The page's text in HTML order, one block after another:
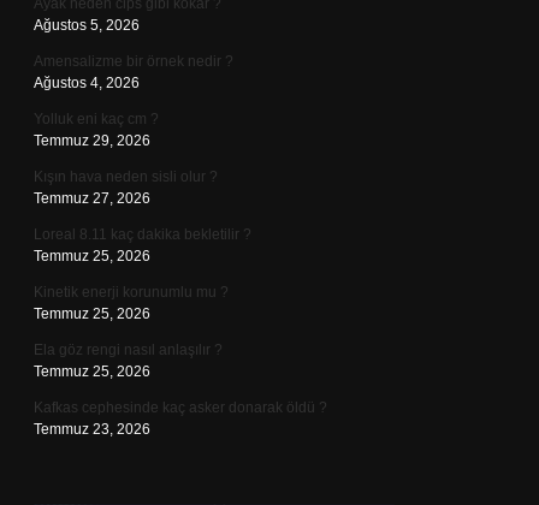
Ayak neden cips gibi kokar ?
Ağustos 5, 2026
Amensalizme bir örnek nedir ?
Ağustos 4, 2026
Yolluk eni kaç cm ?
Temmuz 29, 2026
Kışın hava neden sisli olur ?
Temmuz 27, 2026
Loreal 8.11 kaç dakika bekletilir ?
Temmuz 25, 2026
Kinetik enerji korunumlu mu ?
Temmuz 25, 2026
Ela göz rengi nasıl anlaşılır ?
Temmuz 25, 2026
Kafkas cephesinde kaç asker donarak öldü ?
Temmuz 23, 2026